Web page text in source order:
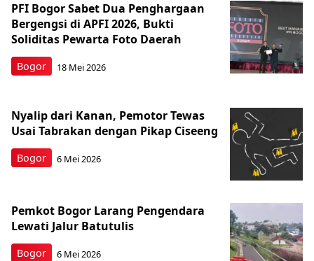
Bogor
PFI Bogor Sabet Dua Penghargaan
Bergengsi di APFI 2026, Bukti
Soliditas Pewarta Foto Daerah
18 Mei 2026
Bogor
Nyalip dari Kanan, Pemotor Tewas
Usai Tabrakan dengan Pikap Ciseeng
6 Mei 2026
Bogor
Pemkot Bogor Larang Pengendara
Lewati Jalur Batutulis
6 Mei 2026